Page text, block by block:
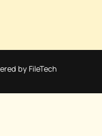
by FileTech